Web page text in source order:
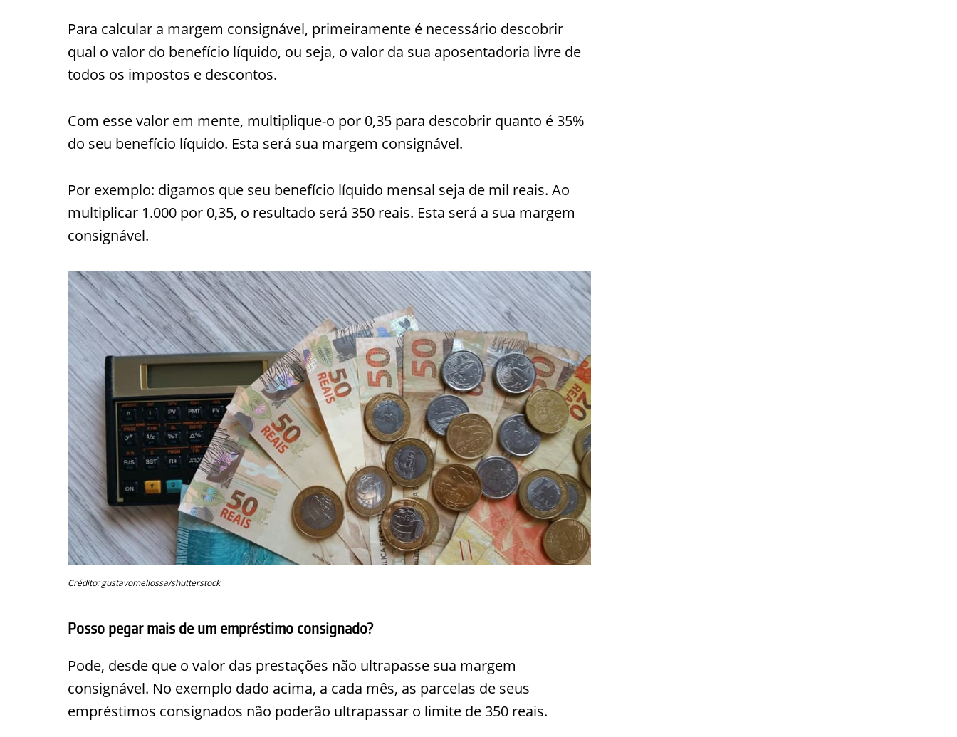
Para calcular a margem consignável, primeiramente é necessário descobrir
qual o valor do benefício líquido, ou seja, o valor da sua aposentadoria livre de
todos os impostos e descontos.
Com esse valor em mente, multiplique-o por 0,35 para descobrir quanto é 35%
do seu benefício líquido. Esta será sua margem consignável.
Por exemplo: digamos que seu benefício líquido mensal seja de mil reais. Ao
multiplicar 1.000 por 0,35, o resultado será 350 reais. Esta será a sua margem
consignável.
Crédito: gustavomellossa/shutterstock
Posso pegar mais de um empréstimo consignado?
Pode, desde que o valor das prestações não ultrapasse sua margem
consignável. No exemplo dado acima, a cada mês, as parcelas de seus
empréstimos consignados não poderão ultrapassar o limite de 350 reais.